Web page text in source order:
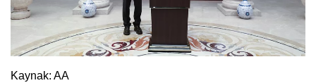
Kaynak: AA